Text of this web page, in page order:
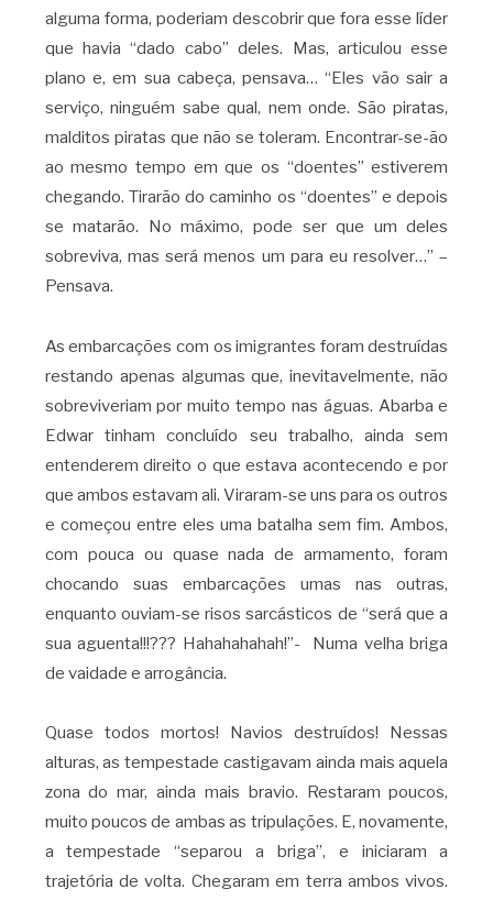
alguma forma, poderiam descobrir que fora esse líder
que havia “dado cabo” deles. Mas, articulou esse
plano e, em sua cabeça, pensava… “Eles vão sair a
serviço, ninguém sabe qual, nem onde. São piratas,
malditos piratas que não se toleram. Encontrar-se-ão
ao mesmo tempo em que os “doentes” estiverem
chegando. Tirarão do caminho os “doentes” e depois
se matarão. No máximo, pode ser que um deles
sobreviva, mas será menos um para eu resolver…” –
Pensava.
As embarcações com os imigrantes foram destruídas
restando apenas algumas que, inevitavelmente, não
sobreviveriam por muito tempo nas águas. Abarba e
Edwar tinham concluído seu trabalho, ainda sem
entenderem direito o que estava acontecendo e por
que ambos estavam ali. Viraram-se uns para os outros
e começou entre eles uma batalha sem fim. Ambos,
com pouca ou quase nada de armamento, foram
chocando suas embarcações umas nas outras,
enquanto ouviam-se risos sarcásticos de “será que a
sua aguenta!!!??? Hahahahahah!”- Numa velha briga
de vaidade e arrogância.
Quase todos mortos! Navios destruídos! Nessas
alturas, as tempestade castigavam ainda mais aquela
zona do mar, ainda mais bravio. Restaram poucos,
muito poucos de ambas as tripulações. E, novamente,
a tempestade “separou a briga”, e iniciaram a
trajetória de volta. Chegaram em terra ambos vivos.